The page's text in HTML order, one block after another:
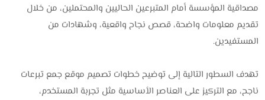
مصداقية المؤسسة أمام المتبرعين الحاليين والمحتملين، من خلال
تقديم معلومات واضحة، قصص نجاح واقعية، وشهادات من
المستفيدين.
تهدف السطور التالية إلى توضيح خطوات تصميم موقع جمع تبرعات
ناجح، مع التركيز على العناصر الأساسية مثل تجربة المستخدم،